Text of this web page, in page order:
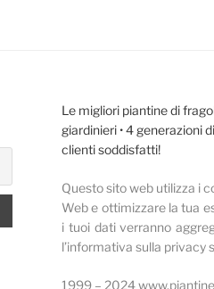
Le migliori piantine di
giardinieri • 4 generazioni
clienti soddisfatti!
Questo sito web utilizza i
Web e ottimizzare la tua
i tuoi dati verranno
l’informativa sulla privacy
1999 – 2024